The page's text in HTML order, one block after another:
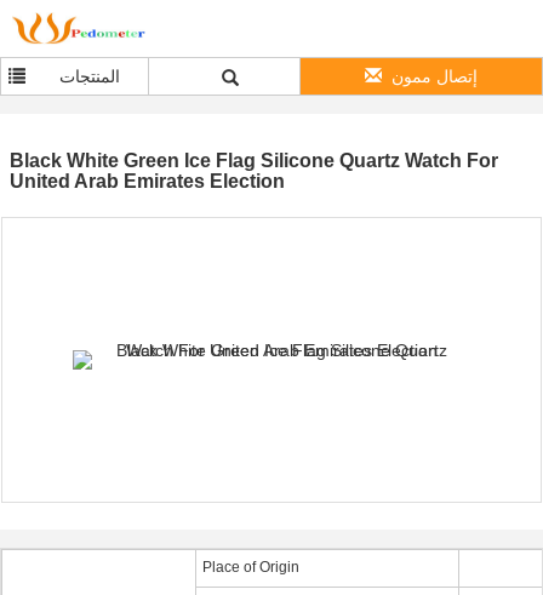
المنتجات إتصال ممون
Black White Green Ice Flag Silicone Quartz Watch For
United Arab Emirates Election
Place of Origin